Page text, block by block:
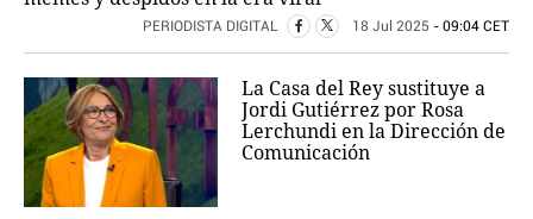
PERIODISTA DIGITAL 18 Jul 2025 - 09:04 CET
La Casa del Rey sustituye a
Jordi Gutiérrez por Rosa
Lerchundi en la Dirección de
Comunicación